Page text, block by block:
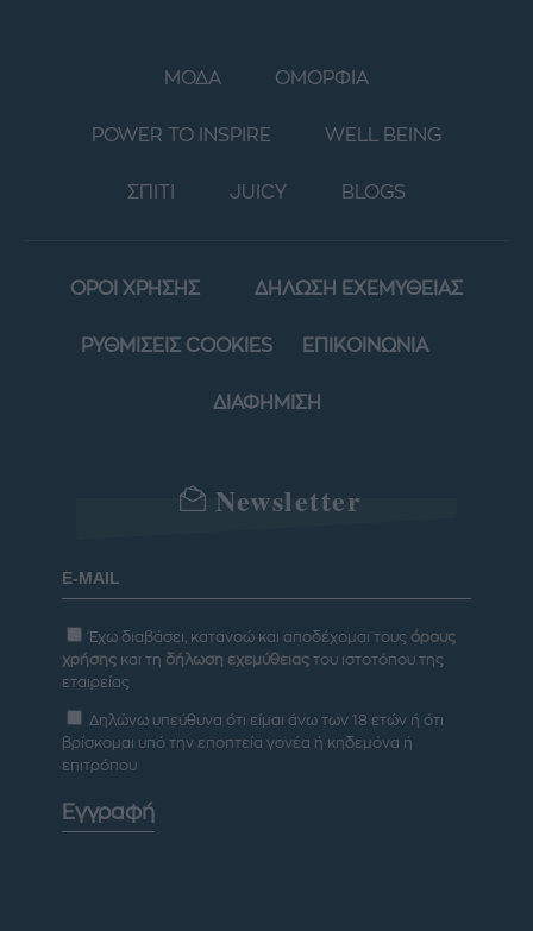
ΜΟΔΑ ΟΜΟΡΦΙΑ
POWER TO INSPIRE WELL BEING
ΣΠΙΤΙ JUICY BLOGS
ΟΡΟΙ ΧΡΗΣΗΣ ΔΗΛΩΣΗ ΕΧΕΜΥΘΕΙΑΣ
ΡΥΘΜΙΣΕΙΣ COOKIES ΕΠΙΚΟΙΝΩΝΙΑ
ΔΙΑΦΗΜΙΣΗ
Newsletter
Έχω διαβάσει, κατανοώ και αποδέχομαι τους όρους
χρήσης και τη δήλωση εχεμύθειας του ιστοτόπου της
εταιρείας
Δηλώνω υπεύθυνα ότι είμαι άνω των 18 ετών ή ότι
βρίσκομαι υπό την εποπτεία γονέα ή κηδεμόνα ή
επιτρόπου
Εγγραφή